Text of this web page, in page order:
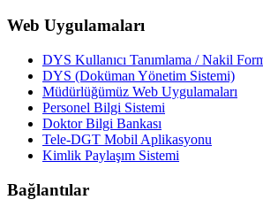
Web Uygulamaları
DYS Kullanıcı Tanımlama / Nakil
DYS (Doküman Yönetim Sistemi)
Müdürlüğümüz Web Uygulamaları
Personel Bilgi Sistemi
Doktor Bilgi Bankası
Tele-DGT Mobil Aplikasyonu
Kimlik Paylaşım Sistemi
Bağlantılar